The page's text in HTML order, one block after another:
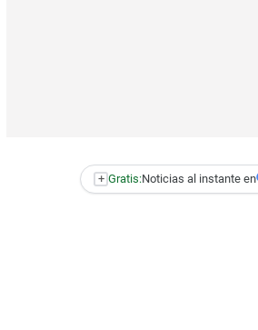
+ Gratis:Noticias al instante en